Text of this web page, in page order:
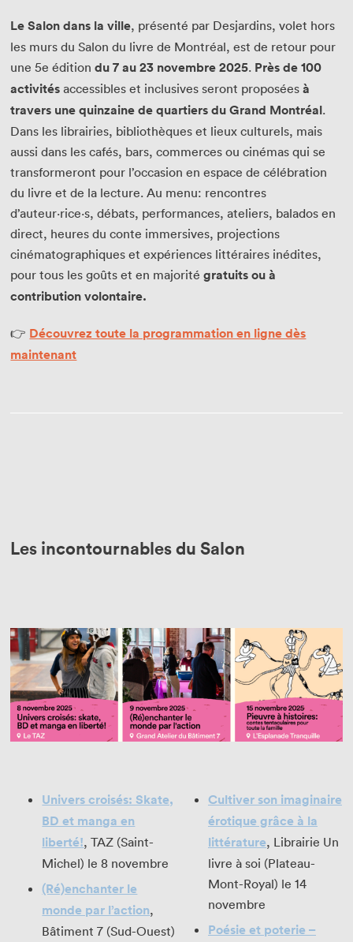
Le Salon dans la ville, présenté par Desjardins, volet hors
les murs du Salon du livre de Montréal, est de retour pour
une 5e éditiondu 7 au 23 novembre 2025. Près de 100
activités accessibles et inclusives seront proposéesà
travers une quinzaine de quartiers du Grand Montréal.
Dans les librairies, bibliothèques et lieux culturels, mais
aussi dans les cafés, bars, commerces ou cinémas qui se
transformeront pour l’occasion en espace de célébration
du livre et de la lecture. Au menu: rencontres
d’auteur·rice·s, débats, performances, ateliers, balados en
direct, heures du conte immersives, projections
cinématographiques et expériences littéraires inédites,
pour tous les goûts et en majoritégratuits ou à
contribution volontaire.
👉 Découvrez toute la programmation en ligne dès
maintenant
Les incontournables du Salon
Univers croisés: Skate,
BD et manga en
liberté!, TAZ (Saint-
Michel) le 8 novembre
(Ré)enchanter le
monde par l’action,
Bâtiment 7 (Sud-Ouest)
Cultiver son imaginaire
érotique grâce à la
littérature, Librairie Un
livre à soi (Plateau-
Mont-Royal) le 14
novembre
Poésie et poterie –